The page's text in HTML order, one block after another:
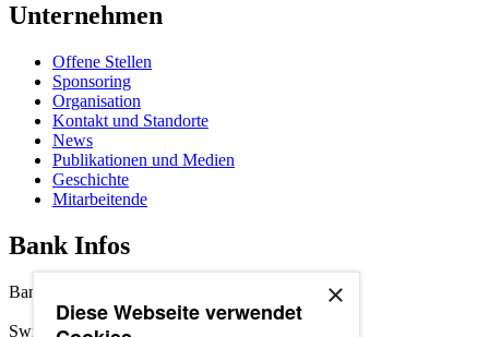
Unternehmen
Offene Stellen
Sponsoring
Organisation
Kontakt und Standorte
News
Publikationen und Medien
Geschichte
Mitarbeitende
Bank Infos
Bankenclearing: 8395
Swift/BIC-Adresse: SLBUCH22
×
Diese Webseite verwendet